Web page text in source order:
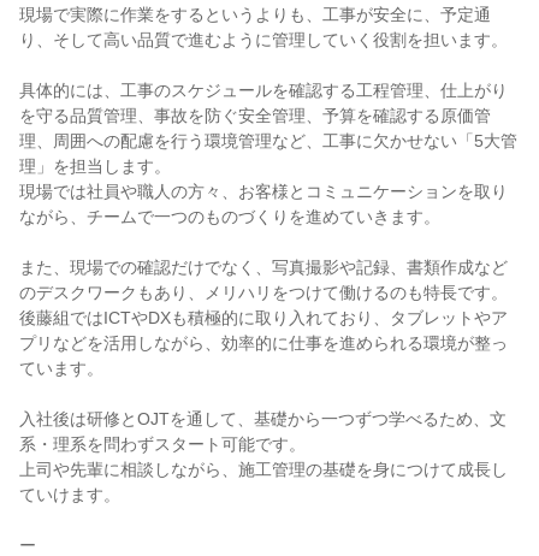
現場で実際に作業をするというよりも、工事が安全に、予定通
り、そして高い品質で進むように管理していく役割を担います。
具体的には、工事のスケジュールを確認する工程管理、仕上がり
を守る品質管理、事故を防ぐ安全管理、予算を確認する原価管
理、周囲への配慮を行う環境管理など、工事に欠かせない「5大管
理」を担当します。
現場では社員や職人の方々、お客様とコミュニケーションを取り
ながら、チームで一つのものづくりを進めていきます。
また、現場での確認だけでなく、写真撮影や記録、書類作成など
のデスクワークもあり、メリハリをつけて働けるのも特長です。
後藤組ではICTやDXも積極的に取り入れており、タブレットやア
プリなどを活用しながら、効率的に仕事を進められる環境が整っ
ています。
入社後は研修とOJTを通して、基礎から一つずつ学べるため、文
系・理系を問わずスタート可能です。
上司や先輩に相談しながら、施工管理の基礎を身につけて成長し
ていけます。
ー